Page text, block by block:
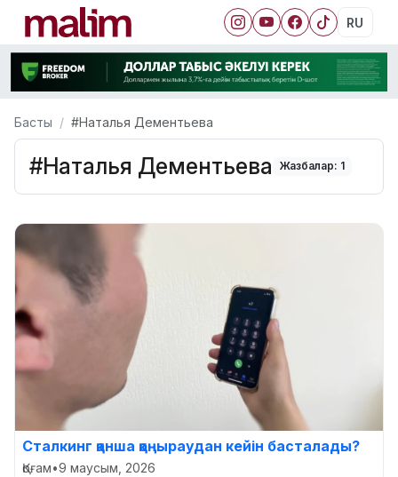
RU
Басты #Наталья Дементьева
#Наталья Дементьева Жазбалар: 1
Сталкинг қанша қоңыраудан кейін басталады?
Қоғам•9 маусым, 2026